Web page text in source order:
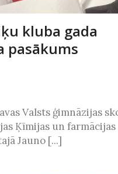
kluba gada
pasākums
Valsts ģimnāzijas
Ķīmijas un farmācijas
Jauno [...]